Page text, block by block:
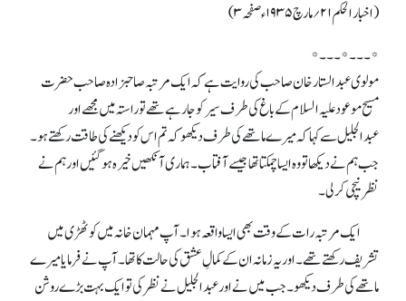
(اخبار الحکم ۲۱؍مارچ ۱۹۳۵ء صفحہ ۳)
*۔۔۔*۔۔۔*
مولوی عبدالستار خان صاحب کی روایت ہے کہ ایک مرتبہ صاحبزادہ صاحب حضرت
مسیح موعود علیہ السلام کے باغ کی طرف سیر کو جا رہے تھے تو راستہ میں مجھے اور
عبدالجلیل سے کہا کہ میرے ماتھے کی طرف دیکھو کہ تم اس کو دیکھنے کی طاقت رکھتے ہو۔
جب ہم نے دیکھا تو وہ ایساچمکتاتھا جیسے آفتاب۔ ہمار ی آنکھیں خیرہ ہو گئیں او ر ہم نے
نظر نیچی کر لی ۔
ایک مرتبہ رات کے وقت بھی ایساواقعہ ہوا۔ آپ مہمان خانہ میں کوٹھڑی میں
تشریف رکھتے تھے ۔ اور یہ زمانہ ا ن کے کما لِ عشق کی حالت کا تھا۔ آپ نے فرمایا میرے
ماتھے کی طرف دیکھو۔ جب میں نے اور عبدالجلیل نے نظر کی تو ایک بہت بڑے روشن